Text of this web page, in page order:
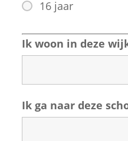
16 jaar
Ik woon in deze
Ik ga naar deze